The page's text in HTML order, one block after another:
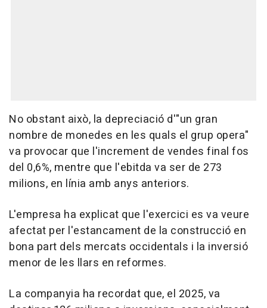
No obstant això, la depreciació d'"un gran
nombre de monedes en les quals el grup opera"
va provocar que l'increment de vendes final fos
del 0,6%, mentre que l'ebitda va ser de 273
milions, en línia amb anys anteriors.
L'empresa ha explicat que l'exercici es va veure
afectat per l'estancament de la construcció en
bona part dels mercats occidentals i la inversió
menor de les llars en reformes.
La companyia ha recordat que, el 2025, va